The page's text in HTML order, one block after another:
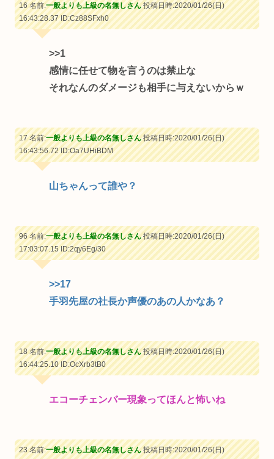
16 名前:一般よりも上級の名無しさん投稿日時:2020/01/26(日)
16:43:28.37ID:Cz88SFxh0
>>1
感情に任せて物を言うのは禁止な
それなんのダメージも相手に与えないからｗ
17 名前:一般よりも上級の名無しさん投稿日時:2020/01/26(日)
16:43:56.72ID:Oa7UHiBDM
山ちゃんって誰や？
96 名前:一般よりも上級の名無しさん投稿日時:2020/01/26(日)
17:03:07.15ID:2qy6Eg/30
>>17
手羽先屋の社長か声優のあの人かなあ？
18 名前:一般よりも上級の名無しさん投稿日時:2020/01/26(日)
16:44:25.10ID:OcXrb3tB0
エコーチェンバー現象ってほんと怖いね
23 名前:一般よりも上級の名無しさん投稿日時:2020/01/26(日)